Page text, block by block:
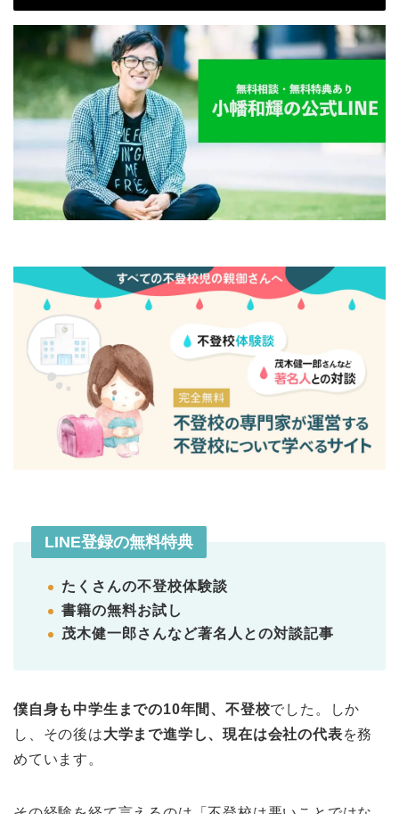
LINE登録の無料特典
たくさんの不登校体験談
書籍の無料お試し
茂木健一郎さんなど著名人との対談記事
僕自身も中学生までの10年間、不登校でした。しか
し、その後は大学まで進学し、現在は会社の代表を務
めています。